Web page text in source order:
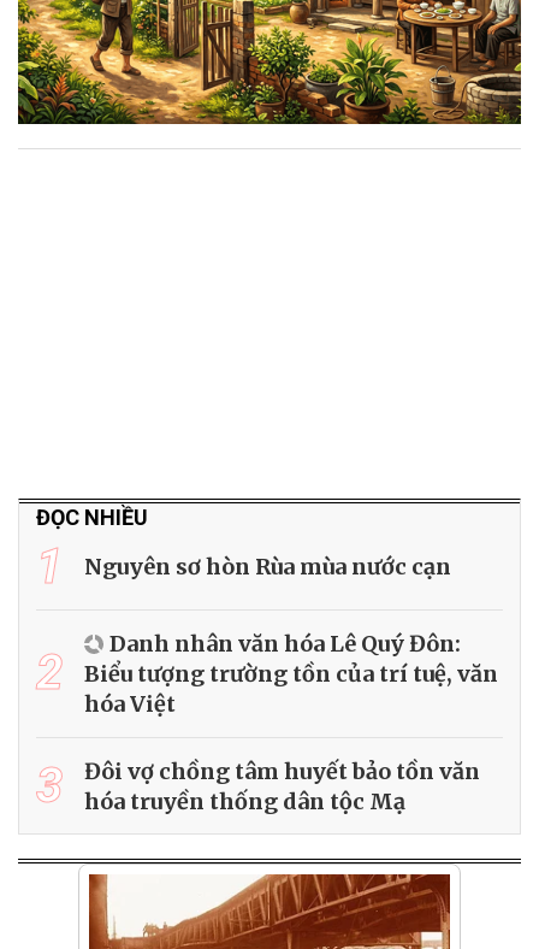
ĐỌC NHIỀU
1 Nguyên sơ hòn Rùa mùa nước cạn
2
Danh nhân văn hóa Lê Quý Đôn:
Biểu tượng trường tồn của trí tuệ, văn
hóa Việt
3
Đôi vợ chồng tâm huyết bảo tồn văn
hóa truyền thống dân tộc Mạ